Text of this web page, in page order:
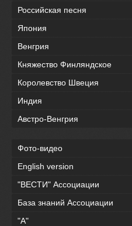
Российская песня
Япония
Венгрия
Княжество Финляндское
Королевство Швеция
Индия
Австро-Венгрия
Фото-видео
English version
"ВЕСТИ" Ассоциации
База знаний Ассоциации
"А"